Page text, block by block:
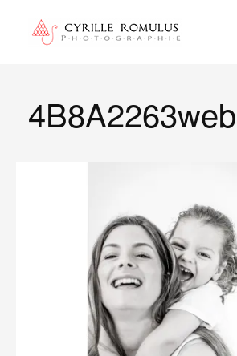
4B8A2263web